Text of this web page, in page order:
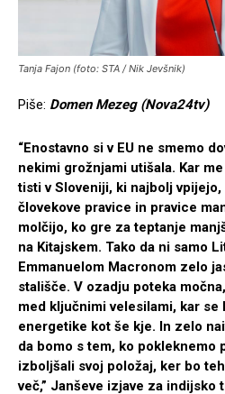
Tanja Fajon (foto: STA / Nik Jevšnik)
Piše: Domen Mezeg (Nova24tv)
“Enostavno si v EU ne smemo
nekimi grožnjami utišala. Kar
tisti v Sloveniji, ki najbolj
človekove pravice in pravice
molčijo, ko gre za teptanje
na Kitajskem. Tako da ni samo
Emmanuelom Macronom zelo
stališče. V ozadju poteka
med ključnimi velesilami, kar se
energetike kot še kje. In zelo
da bomo s tem, ko pokleknemo
izboljšali svoj položaj, ker bo
več,” Janševe izjave za indijsko